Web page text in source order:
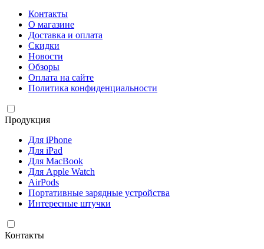
Контакты
О магазине
Доставка и оплата
Скидки
Новости
Обзоры
Оплата на сайте
Политика конфиденциальности
Продукция
Для iPhone
Для iPad
Для MacBook
Для Apple Watch
AirPods
Портативные зарядные устройства
Интересные штучки
Контакты